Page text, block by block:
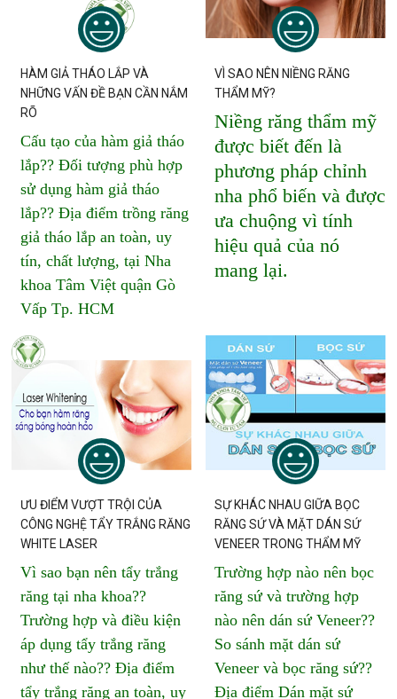
HÀM GIẢ THÁO LẮP VÀ
NHỮNG VẤN ĐỀ BẠN CẦN NẮM
RÕ
Cấu tạo của hàm giả tháo
lắp?? Đối tượng phù hợp
sử dụng hàm giả tháo
lắp?? Địa điểm trồng răng
giả tháo lắp an toàn, uy
tín, chất lượng, tại Nha
khoa Tâm Việt quận Gò
Vấp Tp. HCM
VÌ SAO NÊN NIỀNG RĂNG
THẨM MỸ?
Niềng răng thẩm mỹ
được biết đến là
phương pháp chỉnh
nha phổ biến và được
ưa chuộng vì tính
hiệu quả của nó
mang lại.
ƯU ĐIỂM VƯỢT TRỘI CỦA
CÔNG NGHỆ TẨY TRẮNG RĂNG
WHITE LASER
Vì sao bạn nên tẩy trắng
răng tại nha khoa??
Trường hợp và điều kiện
áp dụng tẩy trắng răng
như thế nào?? Địa điểm
tẩy trắng răng an toàn, uy
SỰ KHÁC NHAU GIỮA BỌC
RĂNG SỨ VÀ MẶT DÁN SỨ
VENEER TRONG THẨM MỸ
Trường hợp nào nên bọc
răng sứ và trường hợp
nào nên dán sứ Veneer??
So sánh mặt dán sứ
Veneer và bọc răng sứ??
Địa điểm Dán mặt sứ